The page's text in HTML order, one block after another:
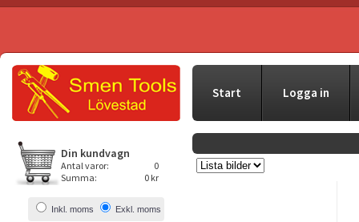
Start Logga in
Din kundvagn
Antal varor:
0
Summa:
0 kr
Inkl. moms Exkl. moms